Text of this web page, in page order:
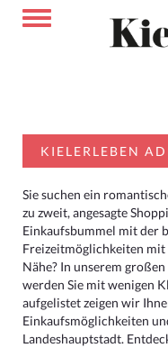
KIELERLEBEN
Sie suchen ein
zu zweit, angesagte
Einkaufsbummel mit der
Freizeitmöglichkeiten
Nähe? In unserem
werden Sie mit wenigen
aufgelistet zeigen wir
Einkaufsmöglichkeiten
Landeshauptstadt.